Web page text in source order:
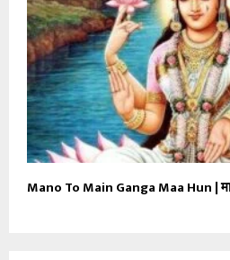
Mano To Main Ganga Maa Hun |